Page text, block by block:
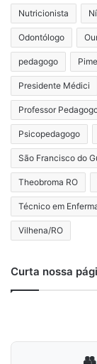
Nutricionista
Odontólogo
pedagogo
Presidente Médici
Professor
Psicopedagogo
São Francisco do
Theobroma RO
Técnico em
Vilhena/RO
Curta nossa